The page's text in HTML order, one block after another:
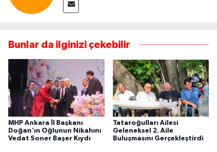
Bunlar da ilginizi çekebilir
MHP Ankara İl Başkanı
Doğan'ın Oğlunun Nikahını
Vedat Soner Başer Kıydı
Tataroğulları Ailesi
Geleneksel 2. Aile
Buluşmasını Gerçekleştirdi